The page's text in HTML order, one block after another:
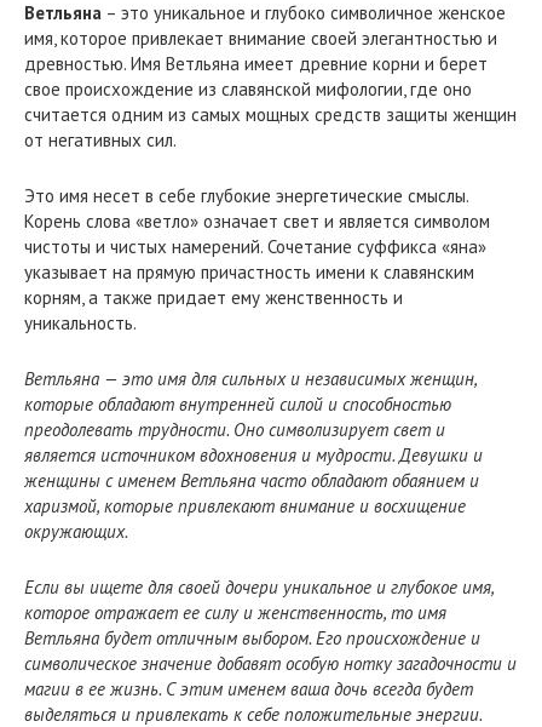
Ветльяна – это уникальное и глубоко символичное женское
имя, которое привлекает внимание своей элегантностью и
древностью. Имя Ветльяна имеет древние корни и берет
свое происхождение из славянской мифологии, где оно
считается одним из самых мощных средств защиты женщин
от негативных сил.
Это имя несет в себе глубокие энергетические смыслы.
Корень слова «ветло» означает свет и является символом
чистоты и чистых намерений. Сочетание суффикса «яна»
указывает на прямую причастность имени к славянским
корням, а также придает ему женственность и
уникальность.
Ветльяна — это имя для сильных и независимых женщин,
которые обладают внутренней силой и способностью
преодолевать трудности. Оно символизирует свет и
является источником вдохновения и мудрости. Девушки и
женщины с именем Ветльяна часто обладают обаянием и
харизмой, которые привлекают внимание и восхищение
окружающих.
Если вы ищете для своей дочери уникальное и глубокое имя,
которое отражает ее силу и женственность, то имя
Ветльяна будет отличным выбором. Его происхождение и
символическое значение добавят особую нотку загадочности и
магии в ее жизнь. С этим именем ваша дочь всегда будет
выделяться и привлекать к себе положительные энергии.